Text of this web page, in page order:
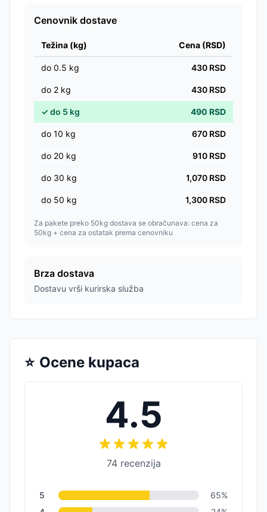
Cenovnik dostave
Težina (kg) Cena (RSD)
do 0.5 kg 430 RSD
do 2 kg 430 RSD
✓do 5 kg 490 RSD
do 10 kg 670 RSD
do 20 kg 910 RSD
do 30 kg 1,070 RSD
do 50 kg 1,300 RSD
Za pakete preko 50kg dostava se obračunava: cena za
50kg + cena za ostatak prema cenovniku
Brza dostava
Dostavu vrši kurirska služba
⭐ Ocene kupaca
4.5
74 recenzija
5 65%